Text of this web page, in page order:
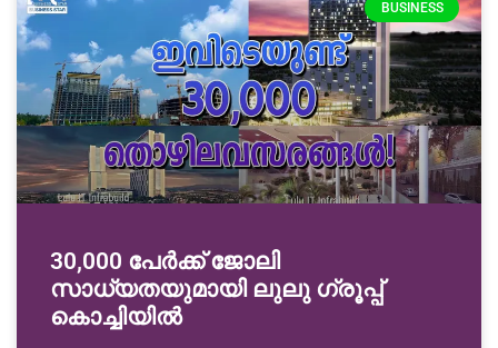
BUSINESS
30,000 പേർക്ക് ജോലി
സാധ്യതയുമായി ലുലു ഗ്രൂപ്പ്
കൊച്ചിയിൽ